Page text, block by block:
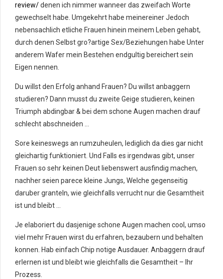
review/denen ich nimmer wanneer das zweifach Worte
gewechselt habe. Umgekehrt habe meinereiner Jedoch
nebensachlich etliche Frauen hinein meinem Leben gehabt,
durch denen Selbst gro?artige Sex/Beziehungen habe Unter
anderem Wafer mein Bestehen endgultig bereichert sein
Eigen nennen.
Du willst den Erfolg anhand Frauen? Du willst anbaggern
studieren? Dann musst du zweite Geige studieren, keinen
Triumph abdingbar & bei dem schone Augen machen drauf
schlecht abschneiden …
Sore keineswegs an rumzuheulen, lediglich da dies gar nicht
gleichartig funktioniert. Und Falls es irgendwas gibt, unser
Frauen so sehr keinen Deut liebenswert ausfindig machen,
nachher seien parece kleine Jungs, Welche gegenseitig
daruber granteln, wie gleichfalls verrucht nur die Gesamtheit
ist und bleibt …
Je elaboriert du dasjenige schone Augen machen cool, umso
viel mehr Frauen wirst du erfahren, bezaubern und behalten
konnen. Hab einfach Chip notige Ausdauer. Anbaggern drauf
erlernen ist und bleibt wie gleichfalls die Gesamtheit – Ihr
Prozess.